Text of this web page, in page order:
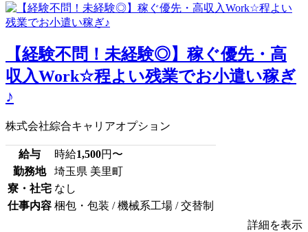
【経験不問！未経験◎】稼ぐ優先・高
収入Work☆程よい残業でお小遣い稼ぎ
♪
株式会社綜合キャリアオプション
給与 時給1,500円〜
勤務地
埼玉県 美里町
寮・社宅 なし
仕事内容 梱包・包装 / 機械系工場 / 交替制
詳細を表示